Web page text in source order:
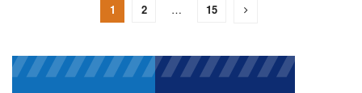
1 2 … 15